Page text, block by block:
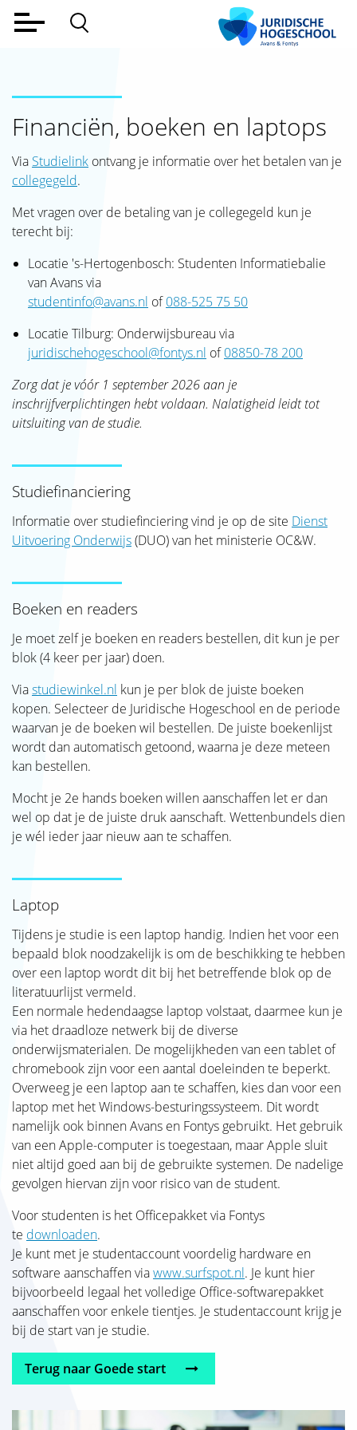
Deeltijd
Werkveld
Alumni
Lectoraat
Over ons
Aanmelden
Contact
SJAK
Financiën, boeken en laptops
Via Studielink ontvang je informatie over het betalen van je
collegegeld.
Met vragen over de betaling van je collegegeld kun je
terecht bij:
Locatie 's-Hertogenbosch: Studenten Informatiebalie
van Avans via
studentinfo@avans.nl of088-525 75 50
Locatie Tilburg: Onderwijsbureau via
juridischehogeschool@fontys.nl of08850-78 200
Zorg dat je vóór 1 september 2026 aan je
inschrijfverplichtingen hebt voldaan. Nalatigheid leidt tot
uitsluiting van de studie.
Studiefinanciering
Informatie over studiefinciering vind je op de site Dienst
Uitvoering Onderwijs(DUO) van het ministerie OC&W.
Boeken en readers
Je moet zelf je boeken en readers bestellen, dit kun je per
blok (4 keer per jaar) doen.
Viastudiewinkel.nl kun je per blok de juiste boeken
kopen. Selecteer de Juridische Hogeschool en de periode
waarvan je de boeken wil bestellen. De juiste boekenlijst
wordt dan automatisch getoond, waarna je deze meteen
kan bestellen.
Mocht je 2e hands boeken willen aanschaffen let er dan
wel op dat je de juiste druk aanschaft. Wettenbundels dien
je wél ieder jaar nieuw aan te schaffen.
Laptop
Tijdens je studie is een laptop handig. Indien het voor een
bepaald blok noodzakelijk is om de beschikking te hebben
over een laptop wordt dit bij het betreffende blok op de
literatuurlijst vermeld.
Een normale hedendaagse laptop volstaat, daarmee kun je
via het draadloze netwerk bij de diverse
onderwijsmaterialen. De mogelijkheden van een tablet of
chromebook zijn voor een aantal doeleinden te beperkt.
Overweeg je een laptop aan te schaffen, kies dan voor een
laptop met het Windows-besturingssysteem. Dit wordt
namelijk ook binnen Avans en Fontys gebruikt. Het gebruik
van een Apple-computer is toegestaan, maar Apple sluit
niet altijd goed aan bij de gebruikte systemen. De nadelige
gevolgen hiervan zijn voor risico van de student.
Voor studenten is het Officepakket via Fontys
te downloaden.
Je kunt met je studentaccount voordelig hardware en
software aanschaffen viawww.surfspot.nl. Je kunt hier
bijvoorbeeld legaal het volledige Office-softwarepakket
aanschaffen voor enkele tientjes. Je studentaccount krijg je
bij de start van je studie.
Terug naar Goede start